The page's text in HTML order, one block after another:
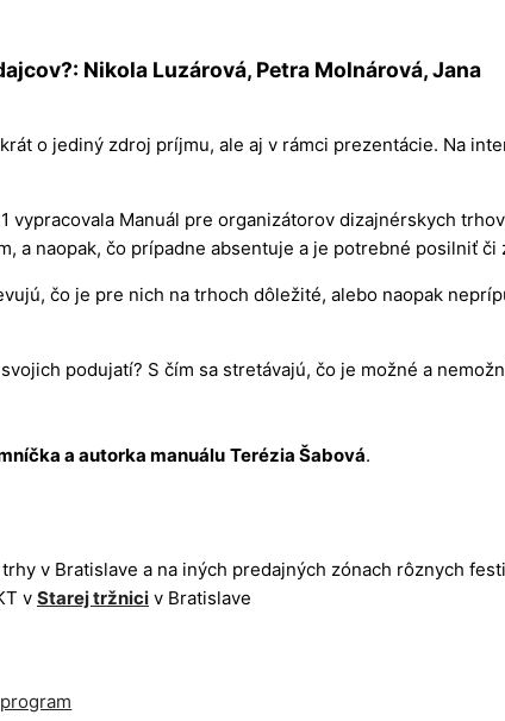
Nikola Luzárová, Petra Molnárová, Jana
o jediný zdroj príjmu, ale aj v rámci prezentácie. Na
Manuál pre organizátorov dizajnérskych
a naopak, čo prípadne absentuje a je potrebné posilniť či
čo je pre nich na trhoch dôležité, alebo naopak
podujatí? S čím sa stretávajú, čo je možné a
a autorka manuálu Terézia Šabová.
v Bratislave a na iných predajných zónach rôznych
v Starej tržnici v Bratislave